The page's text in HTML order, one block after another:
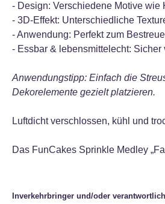
- Design: Verschiedene Motive
- 3D-Effekt: Unterschiedliche
- Anwendung: Perfekt zum
- Essbar & lebensmittelecht:
Anwendungstipp: Einfach die
Dekorelemente gezielt platzieren.
Luftdicht verschlossen, kühl und
Das FunCakes Sprinkle Medley
Inverkehrbringer und/oder